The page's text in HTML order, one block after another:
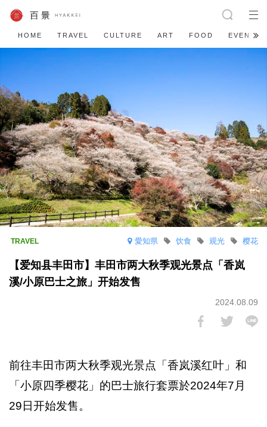
HOME TRAVEL CULTURE ART FOOD EVENT
愛知県 樱花
观光
饮食
【爱知县丰田市】丰田市两大秋季观光景点「香岚
溪/小原巴士之旅」开始发售
2024.08.09
前往丰田市两大秋季观光景点「香岚溪红叶」和
「小原四季樱花」的巴士旅行套票於2024年7月
29日开始发售。